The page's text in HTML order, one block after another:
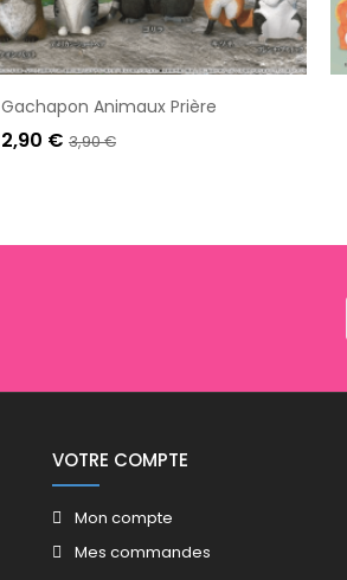
Gachapon Animaux Prière
2,90 € 3,90 €
VOTRE COMPTE
Mon compte
Mes commandes